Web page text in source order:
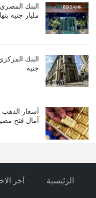
مليار جنيه بنهاية
جنيه
آمال فتح
الرئيسية آخر